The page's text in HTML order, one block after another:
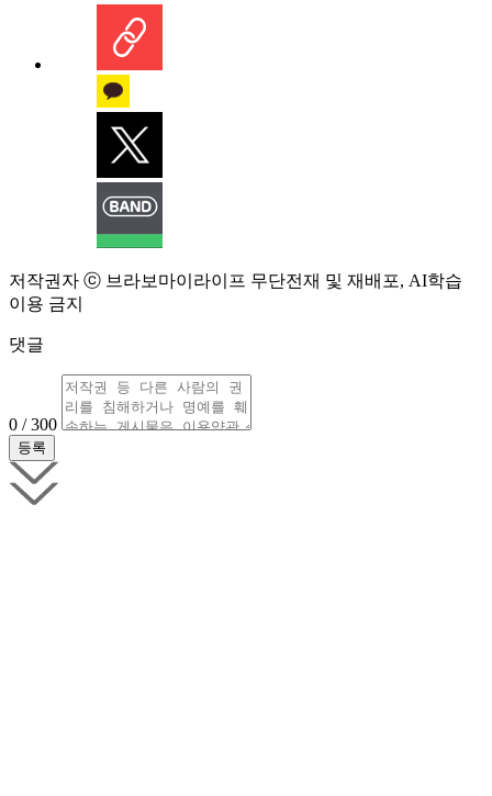
저작권자 ⓒ 브라보마이라이프 무단전재 및 재배포, AI학습
이용 금지
댓글
0 / 300